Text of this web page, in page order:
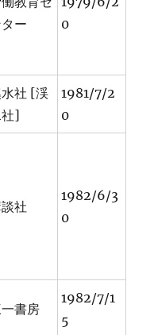
ー
0
社 [渓
]
1981/7/2
0
社
1982/6/3
0
書房
1982/7/1
5